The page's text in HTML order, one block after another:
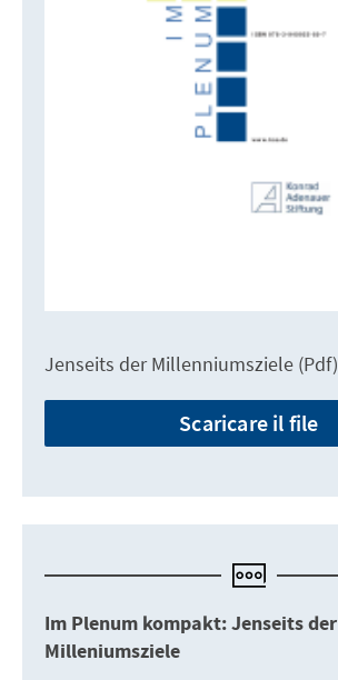
Jenseits der Millenniumsziele (Pdf)
Scaricare il file
Im Plenum kompakt: Jenseits der
Milleniumsziele